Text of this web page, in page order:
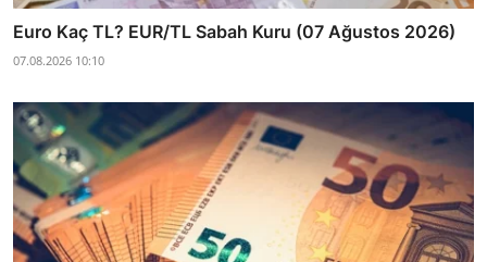
Euro Kaç TL? EUR/TL Sabah Kuru (07 Ağustos 2026)
07.08.2026 10:10